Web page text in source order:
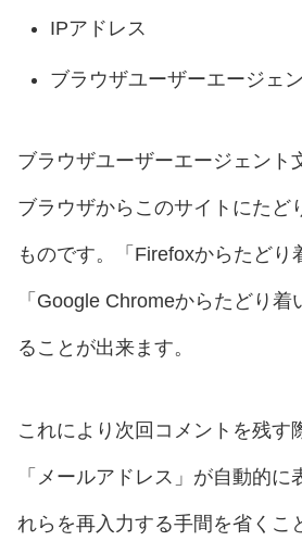
IPアドレス
ブラウザユーザーエージェ
ブラウザユーザーエージェント
ブラウザからこのサイトにたど
ものです。「Firefoxからたどり
「Google Chromeからたどり
ることが出来ます。
これにより次回コメントを残す
「メールアドレス」が自動的
れらを再入力する手間を省くこ